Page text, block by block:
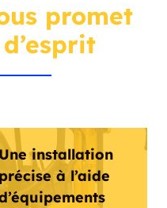
promet
Une installation
à l’aide